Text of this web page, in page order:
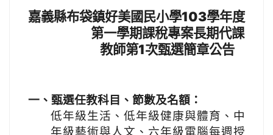
嘉義縣布袋鎮好美國民小學103學年度
第一學期課稅專案長期代課
教師第1次甄選簡章公告
一、甄選任教科目、節數及名額：
低年級生活、低年級健康與體育、中
年級藝術與人文、六年級電腦每週授